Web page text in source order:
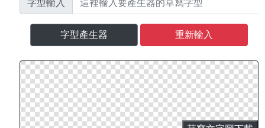
字型輸入
字型產生器 重新輸入